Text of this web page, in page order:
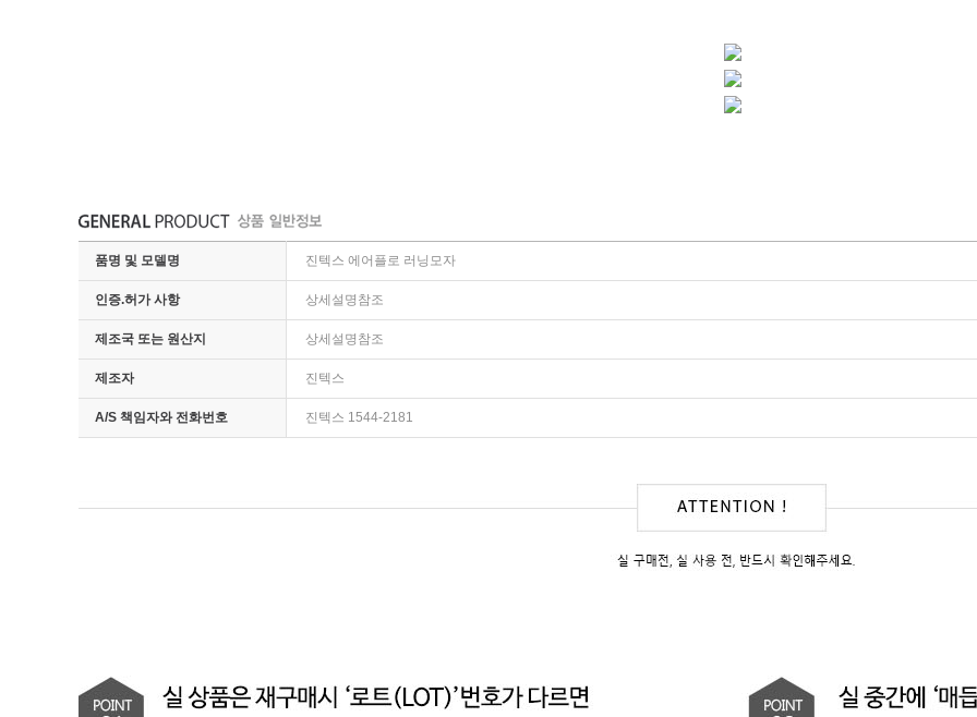
품명 및 모델명 진텍스 에어플로 러닝모자
인증.허가 사항 상세설명참조
제조국 또는 원산지 상세설명참조
제조자 진텍스
A/S 책임자와 전화번호 진텍스 1544-2181